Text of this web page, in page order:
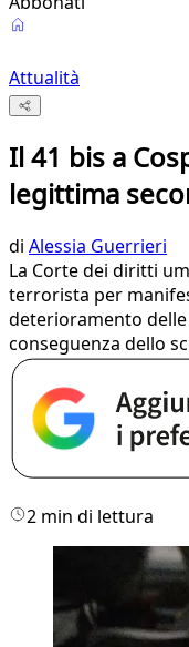
Attualità
Il 41 bis a
legittima
di Alessia Guerrieri
La Corte dei diritti
terrorista per
deterioramento
conseguenza dello
2 min di lettura